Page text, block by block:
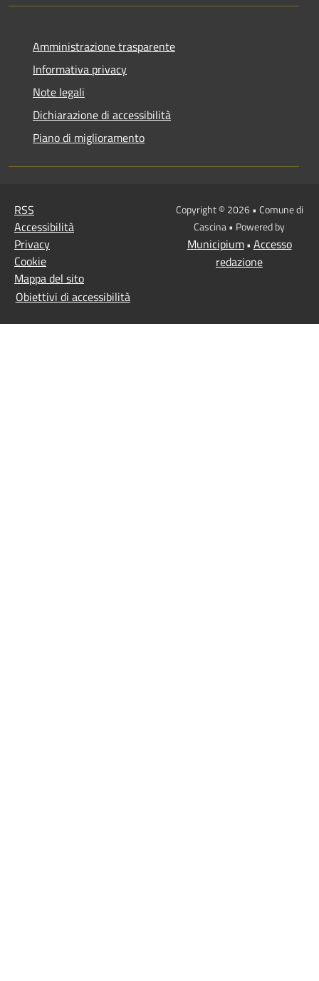
Amministrazione trasparente
Informativa privacy
Note legali
Dichiarazione di accessibilità
Piano di miglioramento
RSS
Accessibilità
Privacy
Cookie
Mappa del sito
Obiettivi di accessibilità
Copyright © 2026 • Comune di
Cascina • Powered by
Municipium• Accesso
redazione